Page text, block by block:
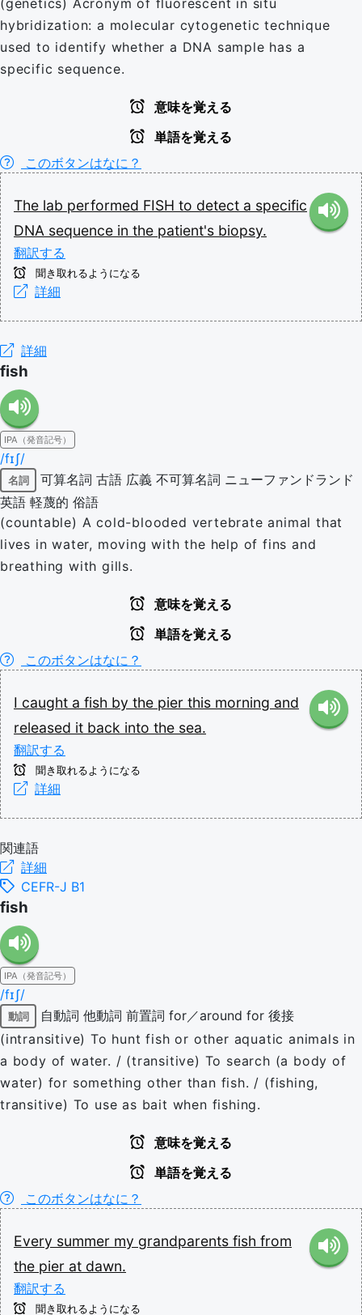
(genetics) Acronym of fluorescent in situ
hybridization: a molecular cytogenetic technique
used to identify whether a DNA sample has a
specific sequence.
意味を覚える
単語を覚える
このボタンはなに？
The lab performed FISH to detect a specific
DNA sequence in the patient's biopsy.
翻訳する
聞き取れるようになる
詳細
詳細
fish
IPA（発音記号）
/fɪʃ/
名詞 可算名詞 古語 広義 不可算名詞 ニューファンドランド
英語 軽蔑的 俗語
(countable) A cold-blooded vertebrate animal that
lives in water, moving with the help of fins and
breathing with gills.
意味を覚える
単語を覚える
このボタンはなに？
I caught a fish by the pier this morning and
released it back into the sea.
翻訳する
聞き取れるようになる
詳細
関連語
詳細
CEFR-J B1
fish
IPA（発音記号）
/fɪʃ/
動詞 自動詞 他動詞 前置詞 for／around for 後接
(intransitive) To hunt fish or other aquatic animals in
a body of water. / (transitive) To search (a body of
water) for something other than fish. / (fishing,
transitive) To use as bait when fishing.
意味を覚える
単語を覚える
このボタンはなに？
Every summer my grandparents fish from
the pier at dawn.
翻訳する
聞き取れるようになる